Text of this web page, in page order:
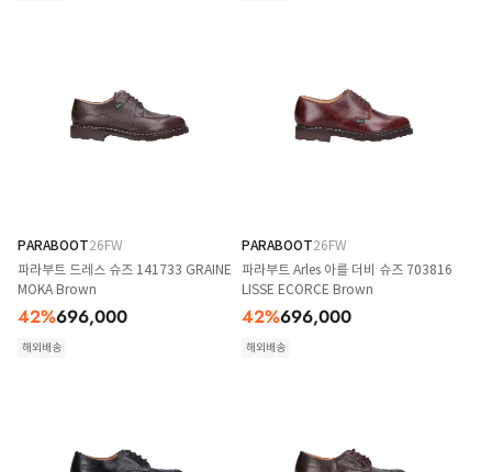
PARABOOT26FW
파라부트 드레스 슈즈 141733 GRAINE
MOKA Brown
42%696,000
해외배송
PARABOOT26FW
파라부트 Arles 아를 더비 슈즈 703816
LISSE ECORCE Brown
42%696,000
해외배송